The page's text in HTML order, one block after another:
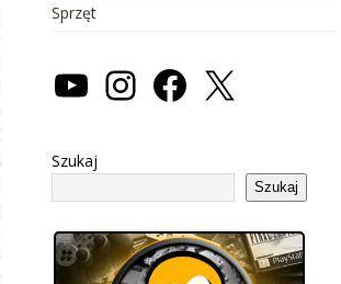
Sprzęt
Szukaj
Szukaj